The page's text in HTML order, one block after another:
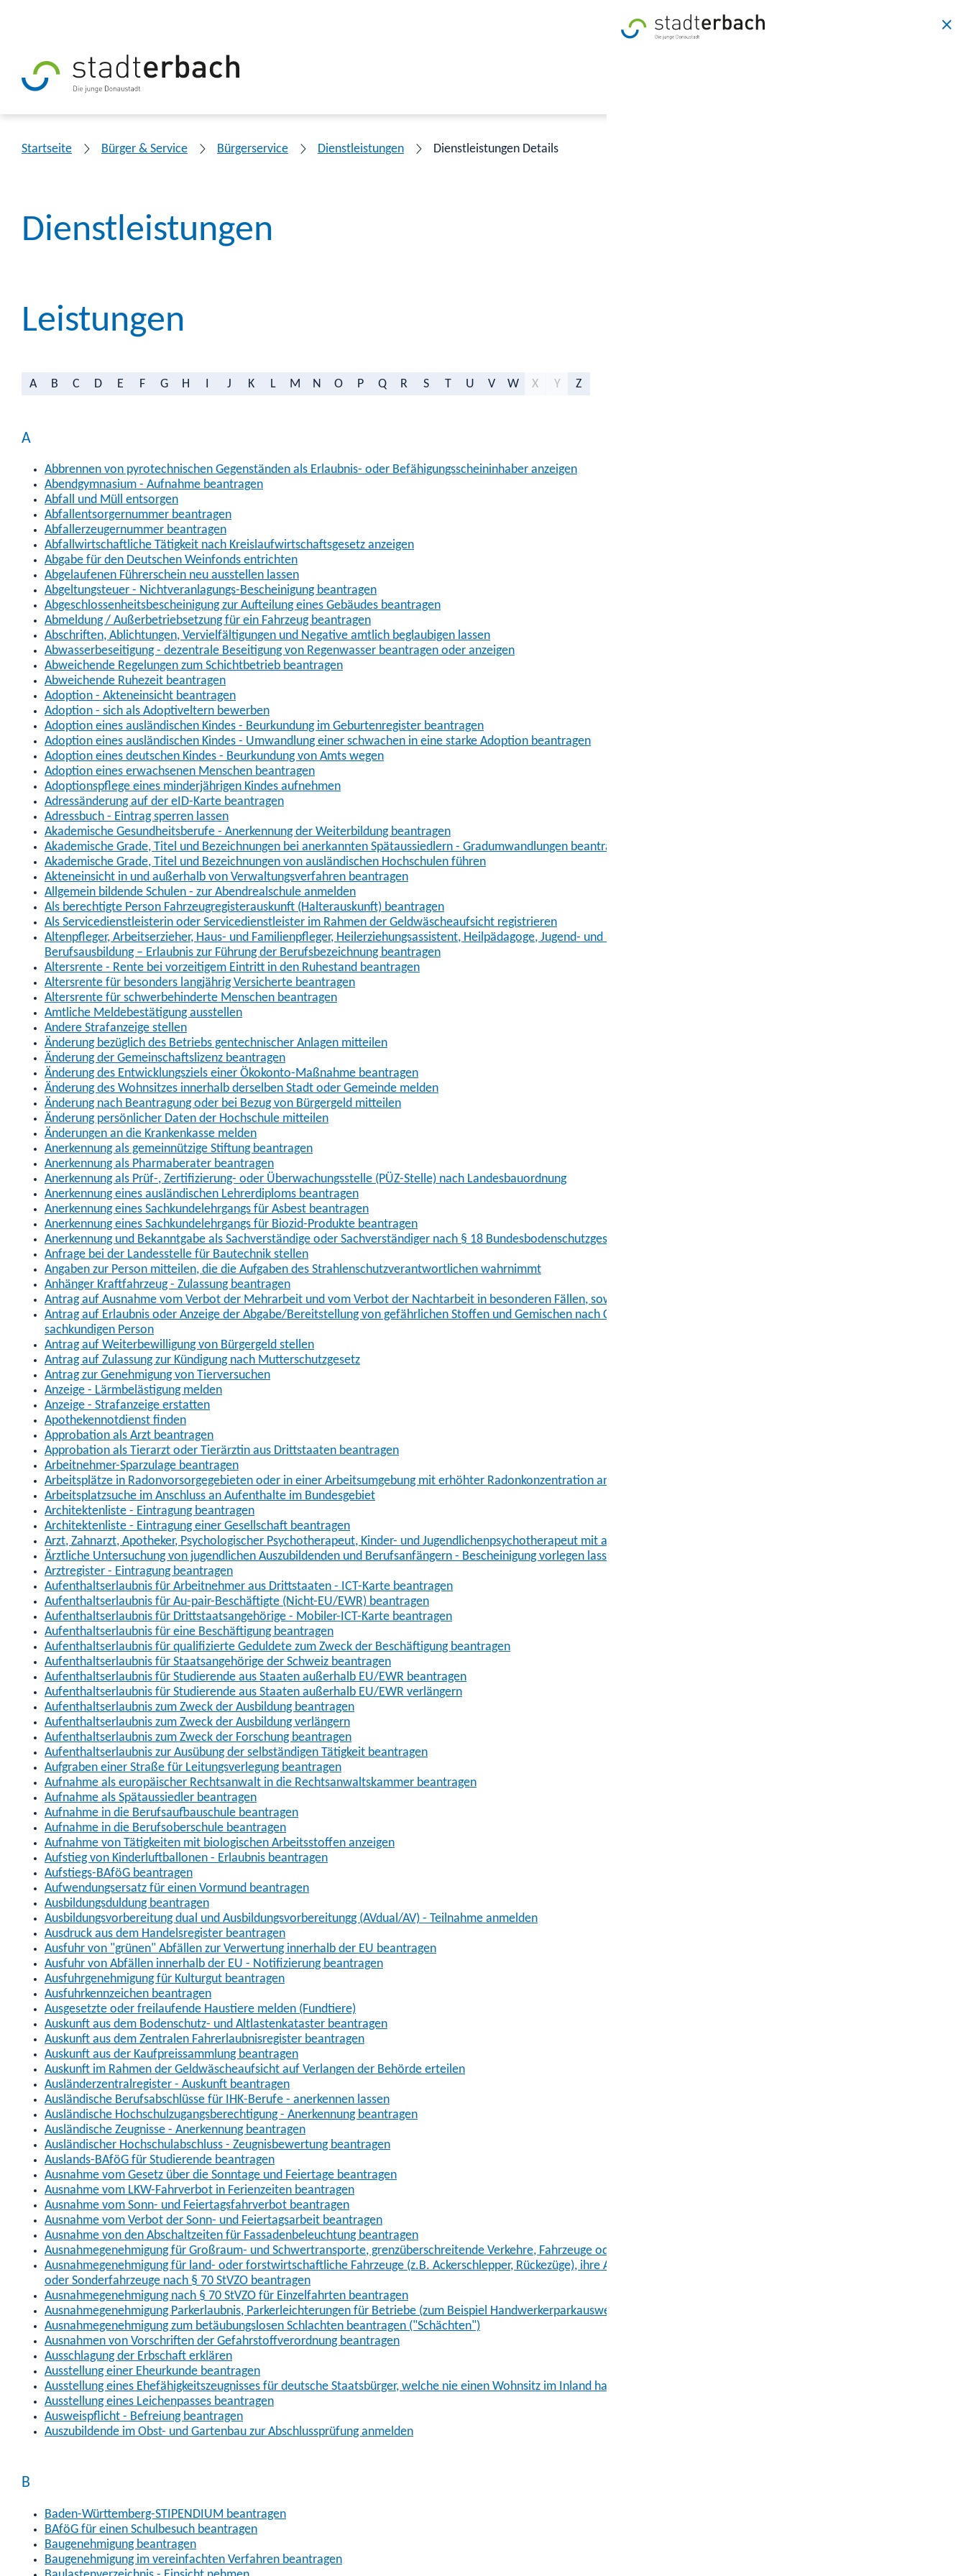
Startseite Bürger & Service Bürgerservice Dienstleistungen Dienstleistungen Details
Dienstleistungen
Leistungen
A B C D E F G H J K L M N O P Q R S T U V W X Y Z
A
Abbrennen von pyrotechnischen Gegenständen als Erlaubnis- oder Befähigungsscheininhaber anzeigen
Abendgymnasium - Aufnahme beantragen
Abfall und Müll entsorgen
Abfallentsorgernummer beantragen
Abfallerzeugernummer beantragen
Abfallwirtschaftliche Tätigkeit nach Kreislaufwirtschaftsgesetz anzeigen
Abgabe für den Deutschen Weinfonds entrichten
Abgelaufenen Führerschein neu ausstellen lassen
Abgeltungsteuer - Nichtveranlagungs-Bescheinigung beantragen
Abgeschlossenheitsbescheinigung zur Aufteilung eines Gebäudes beantragen
Abmeldung / Außerbetriebsetzung für ein Fahrzeug beantragen
Abschriften, Ablichtungen, Vervielfältigungen und Negative amtlich beglaubigen lassen
Abwasserbeseitigung - dezentrale Beseitigung von Regenwasser beantragen oder anzeigen
Abweichende Regelungen zum Schichtbetrieb beantragen
Abweichende Ruhezeit beantragen
Adoption - Akteneinsicht beantragen
Adoption - sich als Adoptiveltern bewerben
Adoption eines ausländischen Kindes - Beurkundung im Geburtenregister beantragen
Adoption eines ausländischen Kindes - Umwandlung einer schwachen in eine starke Adoption beantragen
Adoption eines deutschen Kindes - Beurkundung von Amts wegen
Adoption eines erwachsenen Menschen beantragen
Adoptionspflege eines minderjährigen Kindes aufnehmen
Adressänderung auf der eID-Karte beantragen
Adressbuch - Eintrag sperren lassen
Akademische Gesundheitsberufe - Anerkennung der Weiterbildung beantragen
Akademische Grade, Titel und Bezeichnungen bei anerkannten Spätaussiedlern - Gradumwandlungen beantragen
Akademische Grade, Titel und Bezeichnungen von ausländischen Hochschulen führen
Akteneinsicht in und außerhalb von Verwaltungsverfahren beantragen
Allgemein bildende Schulen - zur Abendrealschule anmelden
Als berechtigte Person Fahrzeugregisterauskunft (Halterauskunft) beantragen
Als Servicedienstleisterin oder Servicedienstleister im Rahmen der Geldwäscheaufsicht registrieren
Altenpfleger, Arbeitserzieher, Haus- und Familienpfleger, Heilerziehungsassistent, Heilpädagoge, Jugend- und Heimerzieher, Sozialarbeiter, Sozialpädagoge mit ausländischer
Berufsausbildung – Erlaubnis zur Führung der Berufsbezeichnung beantragen
Altersrente - Rente bei vorzeitigem Eintritt in den Ruhestand beantragen
Altersrente für besonders langjährig Versicherte beantragen
Altersrente für schwerbehinderte Menschen beantragen
Amtliche Meldebestätigung ausstellen
Andere Strafanzeige stellen
Änderung bezüglich des Betriebs gentechnischer Anlagen mitteilen
Änderung der Gemeinschaftslizenz beantragen
Änderung des Entwicklungsziels einer Ökokonto-Maßnahme beantragen
Änderung des Wohnsitzes innerhalb derselben Stadt oder Gemeinde melden
Änderung nach Beantragung oder bei Bezug von Bürgergeld mitteilen
Änderung persönlicher Daten der Hochschule mitteilen
Änderungen an die Krankenkasse melden
Anerkennung als gemeinnützige Stiftung beantragen
Anerkennung als Pharmaberater beantragen
Anerkennung als Prüf-, Zertifizierung- oder Überwachungsstelle (PÜZ-Stelle) nach Landesbauordnung
Anerkennung eines ausländischen Lehrerdiploms beantragen
Anerkennung eines Sachkundelehrgangs für Asbest beantragen
Anerkennung eines Sachkundelehrgangs für Biozid-Produkte beantragen
Anerkennung und Bekanntgabe als Sachverständige oder Sachverständiger nach § 18 Bundesbodenschutzgesetz
Anfrage bei der Landesstelle für Bautechnik stellen
Angaben zur Person mitteilen, die die Aufgaben des Strahlenschutzverantwortlichen wahrnimmt
Anhänger Kraftfahrzeug - Zulassung beantragen
Antrag auf Ausnahme vom Verbot der Mehrarbeit und vom Verbot der Nachtarbeit in besonderen Fällen, sowie der Art der Arbeit und dem Arbeitstempo
Antrag auf Erlaubnis oder Anzeige der Abgabe/Bereitstellung von gefährlichen Stoffen und Gemischen nach ChemVerbotsV sowie Änderungsanzeigen bei Wechsel der
sachkundigen Person
Antrag auf Weiterbewilligung von Bürgergeld stellen
Antrag auf Zulassung zur Kündigung nach Mutterschutzgesetz
Antrag zur Genehmigung von Tierversuchen
Anzeige - Lärmbelästigung melden
Anzeige - Strafanzeige erstatten
Apothekennotdienst finden
Approbation als Arzt beantragen
Approbation als Tierarzt oder Tierärztin aus Drittstaaten beantragen
Arbeitnehmer-Sparzulage beantragen
Arbeitsplätze in Radonvorsorgegebieten oder in einer Arbeitsumgebung mit erhöhter Radonkonzentration anmelden
Arbeitsplatzsuche im Anschluss an Aufenthalte im Bundesgebiet
Architektenliste - Eintragung beantragen
Architektenliste - Eintragung einer Gesellschaft beantragen
Arzt, Zahnarzt, Apotheker, Psychologischer Psychotherapeut, Kinder- und Jugendlichenpsychotherapeut mit ausländischer Berufsausbildung – Approbation beantragen
Ärztliche Untersuchung von jugendlichen Auszubildenden und Berufsanfängern - Bescheinigung vorlegen lassen
Arztregister - Eintragung beantragen
Aufenthaltserlaubnis für Arbeitnehmer aus Drittstaaten - ICT-Karte beantragen
Aufenthaltserlaubnis für Au-pair-Beschäftigte (Nicht-EU/EWR) beantragen
Aufenthaltserlaubnis für Drittstaatsangehörige - Mobiler-ICT-Karte beantragen
Aufenthaltserlaubnis für eine Beschäftigung beantragen
Aufenthaltserlaubnis für qualifizierte Geduldete zum Zweck der Beschäftigung beantragen
Aufenthaltserlaubnis für Staatsangehörige der Schweiz beantragen
Aufenthaltserlaubnis für Studierende aus Staaten außerhalb EU/EWR beantragen
Aufenthaltserlaubnis für Studierende aus Staaten außerhalb EU/EWR verlängern
Aufenthaltserlaubnis zum Zweck der Ausbildung beantragen
Aufenthaltserlaubnis zum Zweck der Ausbildung verlängern
Aufenthaltserlaubnis zum Zweck der Forschung beantragen
Aufenthaltserlaubnis zur Ausübung der selbständigen Tätigkeit beantragen
Aufgraben einer Straße für Leitungsverlegung beantragen
Aufnahme als europäischer Rechtsanwalt in die Rechtsanwaltskammer beantragen
Aufnahme als Spätaussiedler beantragen
Aufnahme in die Berufsaufbauschule beantragen
Aufnahme in die Berufsoberschule beantragen
Aufnahme von Tätigkeiten mit biologischen Arbeitsstoffen anzeigen
Aufstieg von Kinderluftballonen - Erlaubnis beantragen
Aufstiegs-BAföG beantragen
Aufwendungsersatz für einen Vormund beantragen
Ausbildungsduldung beantragen
Ausbildungsvorbereitung dual und Ausbildungsvorbereitungg (AVdual/AV) - Teilnahme anmelden
Ausdruck aus dem Handelsregister beantragen
Ausfuhr von "grünen" Abfällen zur Verwertung innerhalb der EU beantragen
Ausfuhr von Abfällen innerhalb der EU - Notifizierung beantragen
Ausfuhrgenehmigung für Kulturgut beantragen
Ausfuhrkennzeichen beantragen
Ausgesetzte oder freilaufende Haustiere melden (Fundtiere)
Auskunft aus dem Bodenschutz- und Altlastenkataster beantragen
Auskunft aus dem Zentralen Fahrerlaubnisregister beantragen
Auskunft aus der Kaufpreissammlung beantragen
Auskunft im Rahmen der Geldwäscheaufsicht auf Verlangen der Behörde erteilen
Ausländerzentralregister - Auskunft beantragen
Ausländische Berufsabschlüsse für IHK-Berufe - anerkennen lassen
Ausländische Hochschulzugangsberechtigung - Anerkennung beantragen
Ausländische Zeugnisse - Anerkennung beantragen
Ausländischer Hochschulabschluss - Zeugnisbewertung beantragen
Auslands-BAföG für Studierende beantragen
Ausnahme vom Gesetz über die Sonntage und Feiertage beantragen
Ausnahme vom LKW-Fahrverbot in Ferienzeiten beantragen
Ausnahme vom Sonn- und Feiertagsfahrverbot beantragen
Ausnahme vom Verbot der Sonn- und Feiertagsarbeit beantragen
Ausnahme von den Abschaltzeiten für Fassadenbeleuchtung beantragen
Ausnahmegenehmigung für Großraum- und Schwertransporte, grenzüberschreitende Verkehre, Fahrzeuge oder Fahrzeugkombinationen nach § 70 StVZO beantragen
Ausnahmegenehmigung für land- oder forstwirtschaftliche Fahrzeuge (z.B. Ackerschlepper, Rückezüge), ihre Anhänger, Arbeitsmaschinen (z.B. Gabelstapler, Mähdrescher)
oder Sonderfahrzeuge nach § 70 StVZO beantragen
Ausnahmegenehmigung nach § 70 StVZO für Einzelfahrten beantragen
Ausnahmegenehmigung Parkerlaubnis, Parkerleichterungen für Betriebe (zum Beispiel Handwerkerparkausweis)
Ausnahmegenehmigung zum betäubungslosen Schlachten beantragen ("Schächten")
Ausnahmen von Vorschriften der Gefahrstoffverordnung beantragen
Ausschlagung der Erbschaft erklären
Ausstellung einer Eheurkunde beantragen
Ausstellung eines Ehefähigkeitszeugnisses für deutsche Staatsbürger, welche nie einen Wohnsitz im Inland hatten
Ausstellung eines Leichenpasses beantragen
Ausweispflicht - Befreiung beantragen
Auszubildende im Obst- und Gartenbau zur Abschlussprüfung anmelden
B
Baden-Württemberg-STIPENDIUM beantragen
BAföG für einen Schulbesuch beantragen
Baugenehmigung beantragen
Baugenehmigung im vereinfachten Verfahren beantragen